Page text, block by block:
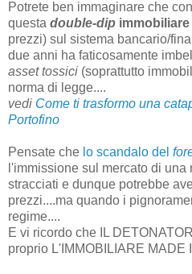
Potrete ben immaginare che
questa double-dip
prezzi) sul sistema bancario/
due anni ha faticosamente
asset tossici (soprattutto
norma di legge....
vedi Come ti trasformo una
Portofino
Pensate che lo scandalo del
l'immissione sul mercato di una
stracciati e dunque potrebbe
prezzi....ma quando i
regime....
E vi ricordo che IL
proprio L'IMMOBILIARE MADE